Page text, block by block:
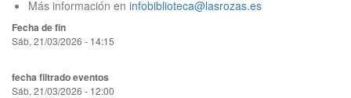
Más información en infobiblioteca@lasrozas.es
Fecha de fin
Sáb, 21/03/2026 - 14:15
fecha filtrado eventos
Sáb, 21/03/2026 - 12:00